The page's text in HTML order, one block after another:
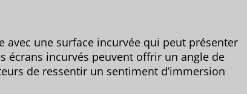
avec une surface incurvée qui peut présenter
écrans incurvés peuvent offrir un angle de
de ressentir un sentiment d’immersion